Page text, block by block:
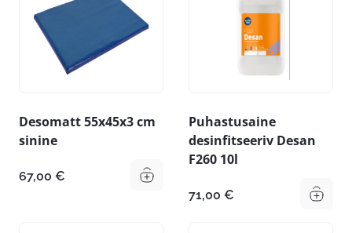
Desomatt 55x45x3 cm
sinine
67,00 €
Puhastusaine
desinfitseeriv Desan
F260 10l
71,00 €